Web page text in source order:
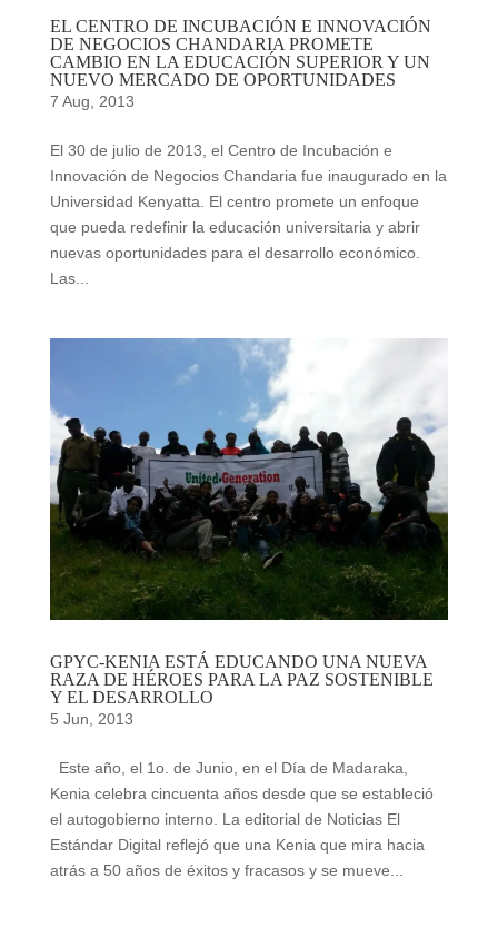
EL CENTRO DE INCUBACIÓN E INNOVACIÓN
DE NEGOCIOS CHANDARIA PROMETE
CAMBIO EN LA EDUCACIÓN SUPERIOR Y UN
NUEVO MERCADO DE OPORTUNIDADES
7 Aug, 2013
El 30 de julio de 2013, el Centro de Incubación e
Innovación de Negocios Chandaria fue inaugurado en la
Universidad Kenyatta. El centro promete un enfoque
que pueda redefinir la educación universitaria y abrir
nuevas oportunidades para el desarrollo económico.
Las...
GPYC-KENIA ESTÁ EDUCANDO UNA NUEVA
RAZA DE HÉROES PARA LA PAZ SOSTENIBLE
Y EL DESARROLLO
5 Jun, 2013
Este año, el 1o. de Junio, en el Día de Madaraka,
Kenia celebra cincuenta años desde que se estableció
el autogobierno interno. La editorial de Noticias El
Estándar Digital reflejó que una Kenia que mira hacia
atrás a 50 años de éxitos y fracasos y se mueve...